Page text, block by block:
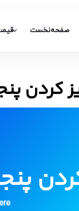
صفحه‌نخست
کردن